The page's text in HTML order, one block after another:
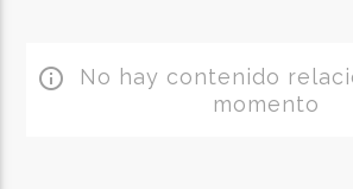
info_outline No hay contenido
momento